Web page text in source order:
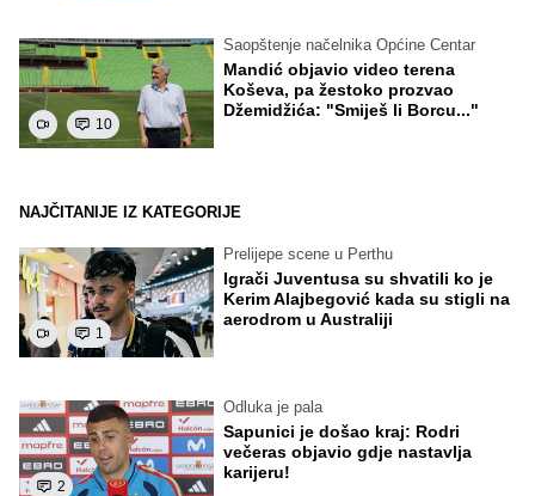
10
Saopštenje načelnika Općine Centar
Mandić objavio video terena
Koševa, pa žestoko prozvao
Džemidžića: "Smiješ li Borcu..."
NAJČITANIJE IZ KATEGORIJE
1
Prelijepe scene u Perthu
Igrači Juventusa su shvatili ko je
Kerim Alajbegović kada su stigli na
aerodrom u Australiji
2
Odluka je pala
Sapunici je došao kraj: Rodri
večeras objavio gdje nastavlja
karijeru!